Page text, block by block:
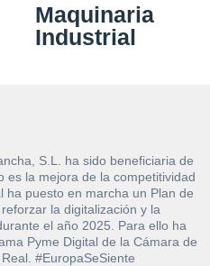
Maquinaria
Industrial
S.L. ha sido beneficiaria de
es la mejora de la competitividad
ha puesto en marcha un Plan de
la digitalización y la
el año 2025. Para ello ha
Pyme Digital de la Cámara de
#EuropaSeSiente